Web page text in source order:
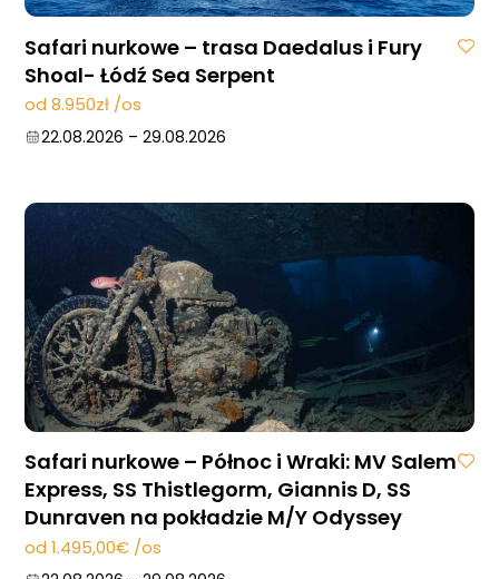
Safari nurkowe – trasa Daedalus i Fury
Shoal- Łódź Sea Serpent
od 8.950zł /os
22.08.2026 – 29.08.2026
Safari nurkowe – Północ i Wraki: MV Salem
Express, SS Thistlegorm, Giannis D, SS
Dunraven na pokładzie M/Y Odyssey
od 1.495,00€ /os